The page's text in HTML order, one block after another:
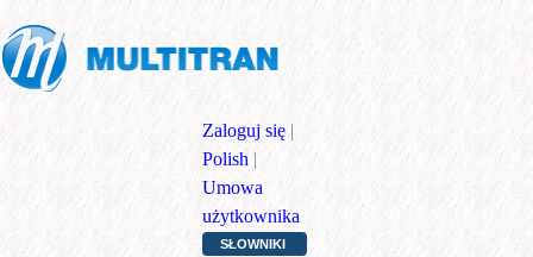
Zaloguj się |
Polish |
Umowa
użytkownika
SŁOWNIKI